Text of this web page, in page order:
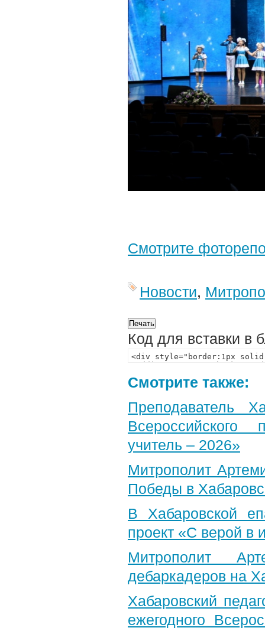
Смотрите
Новости,
Код для вставки в
Смотрите также:
Преподаватель
Всероссийского
учитель – 2026»
Митрополит
Победы в
В Хабаровской
проект «С верой в
Митрополит
дебаркадеров на
Хабаровский
ежегодного